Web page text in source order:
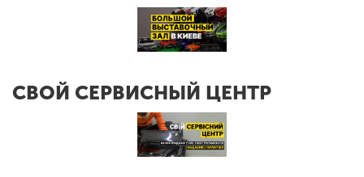
СВОЙ СЕРВИСНЫЙ ЦЕНТР